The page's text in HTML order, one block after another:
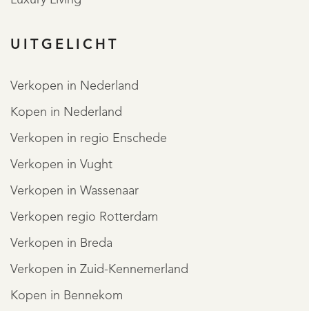
Exclusive duplex apartment on the first and second floor
of a monumental canal house with three outdoor spaces in
the heart of Amsterdam.
The unique monumental building is located in the middle
property. All desirable amenities including shops,
UITGELICHT
Verkopen in Nederland
Kopen in Nederland
Verkopen in regio Enschede
Verkopen in Vught
Verkopen in Wassenaar
Verkopen regio Rotterdam
Verkopen in Breda
Verkopen in Zuid-Kennemerland
Kopen in Bennekom
REGISTREER